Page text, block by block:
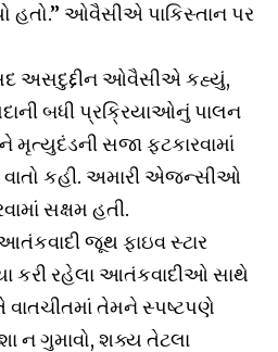
હતો.” ઓવૈસીએ પાકિસ્તાન પર
અસદુદ્દીન ઓવૈસીએ કહ્યું,
બધી પ્રક્રિયાઓનું પાલન
સજા ફટકારવામાં
કહી. અમારી એજન્સીઓ
સક્ષમ હતી.
જૂથ ફાઇવ સ્ટાર
કરી રહેલા આતંકવાદીઓ સાથે
વાતચીતમાં તેમને સ્પષ્ટપણે
ન ગુમાવો, શક્ય તેટલા